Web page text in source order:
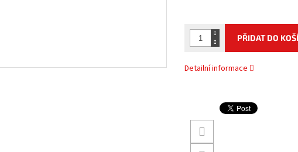
PŘIDAT DO
Detailní informace